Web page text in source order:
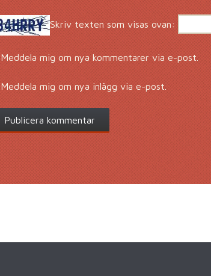
Skriv texten som visas ovan:
Meddela mig om nya kommentarer via e-post.
Meddela mig om nya inlägg via e-post.